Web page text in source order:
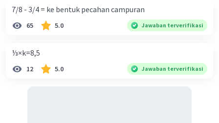
7/8 - 3/4 = ke bentuk pecahan campuran
65 5.0 Jawaban terverifikasi
⅓×k=8,5
12 5.0 Jawaban terverifikasi